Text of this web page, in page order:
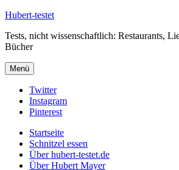
Hubert-testet
Tests, nicht wissenschaftlich: Restaurants,
Bücher
Menü
Twitter
Instagram
Pinterest
Startseite
Schnitzel essen
Über hubert-testet.de
Über Hubert Mayer